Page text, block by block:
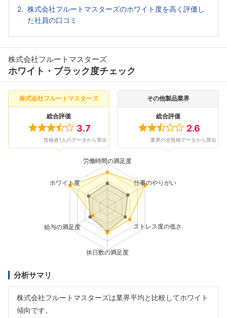
株式会社フルートマスターズのホワイト度を高く評価し
た社員の口コミ
株式会社フルートマスターズ
ホワイト・ブラック度チェック
株式会社フルートマスターズ
総合評価
3.7
投稿者1人のデータから算出
その他製品業界
総合評価
2.6
業界の全投稿データから算出
分析サマリ
株式会社フルートマスターズは業界平均と比較してホワイト
傾向です。